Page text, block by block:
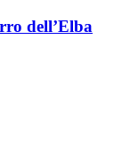
dell’Elba